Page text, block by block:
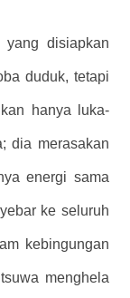
disiapkan
duduk, tetapi
hanya luka-
dia merasakan
energi sama
ke seluruh
kebingungan
menghela